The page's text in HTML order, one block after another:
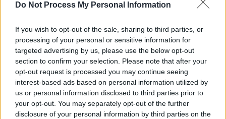
Do Not Process My Personal Information
If you wish to opt-out of the sale, sharing to third parties, or
processing of your personal or sensitive information for
targeted advertising by us, please use the below opt-out
section to confirm your selection. Please note that after your
opt-out request is processed you may continue seeing
interest-based ads based on personal information utilized by
us or personal information disclosed to third parties prior to
your opt-out. You may separately opt-out of the further
disclosure of your personal information by third parties on the
Το Κρεμλίνο (AP Photo/Pavel Golovkin)
Προσθέστε το ΕΘΝΟΣ στη Google